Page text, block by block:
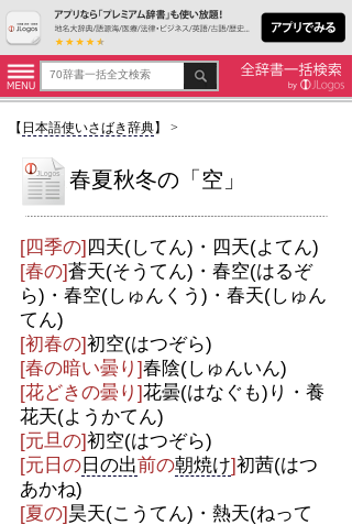
【 日本語使いさばき辞典】 >
春夏秋冬の「空」
[四季の]四天(してん)・四天(よてん)
[春の]蒼天(そうてん)・春空(はるぞ
ら)・春空(しゅんくう)・春天(しゅん
てん)
[初春の]初空(はつぞら)
[春の暗い曇り]春陰(しゅんいん)
[花どきの曇り]花曇(はなぐも)り・養
花天(ようかてん)
[元旦の]初空(はつぞら)
[元日の日の出前の朝焼け]初茜(はつ
あかね)
[夏の]昊天(こうてん)・熱天(ねって